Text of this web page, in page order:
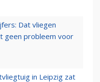
Dat vliegen
geen probleem voor
in Leipzig zat